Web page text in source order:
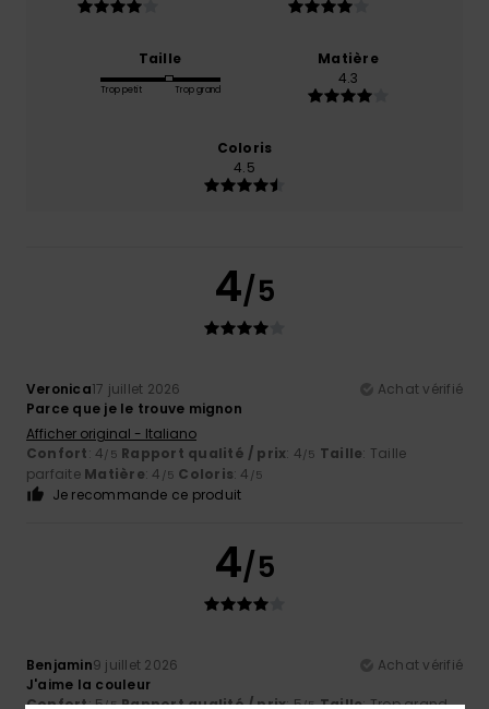
Taille
Trop petit Trop grand
Matière
4.3
Coloris
4.5
4/5
Veronica17 juillet 2026
Achat vérifié
Parce que je le trouve mignon
Afficher original - Italiano
Confort: 4/5 Rapport qualité / prix: 4/5 Taille: Taille
parfaite Matière: 4 /5 Coloris: 4 /5
Je recommande ce produit
4/5
Benjamin9 juillet 2026
Achat vérifié
J'aime la couleur
Confort: 5/5 Rapport qualité / prix: 5/5 Taille: Trop grand